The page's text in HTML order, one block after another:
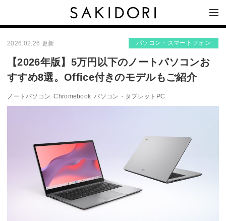
2026.02.26 更新 パソコン・スマートフォン
【2026年版】5万円以下のノートパソコンお
すすめ8選。Office付きのモデルもご紹介
ノートパソコン Chromebook パソコン・タブレットPC